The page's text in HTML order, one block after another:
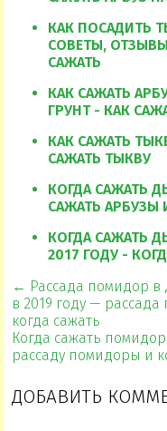
КАК ПОСАДИТЬ
СОВЕТЫ,
САЖАТЬ
КАК САЖАТЬ
ГРУНТ - КАК
КАК САЖАТЬ
САЖАТЬ ТЫКВУ
КОГДА САЖАТЬ
САЖАТЬ АРБУЗЫ
КОГДА САЖАТЬ
2017 ГОДУ -
← Рассада помидор в
в 2019 году —
когда сажать
Когда сажать
рассаду помидоры и
ДОБАВИТЬ